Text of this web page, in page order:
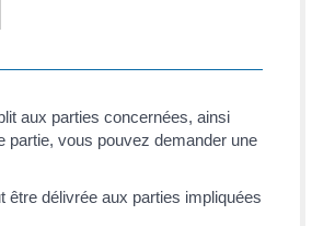
aux parties concernées, ainsi
partie, vous pouvez demander une
délivrée aux parties impliquées